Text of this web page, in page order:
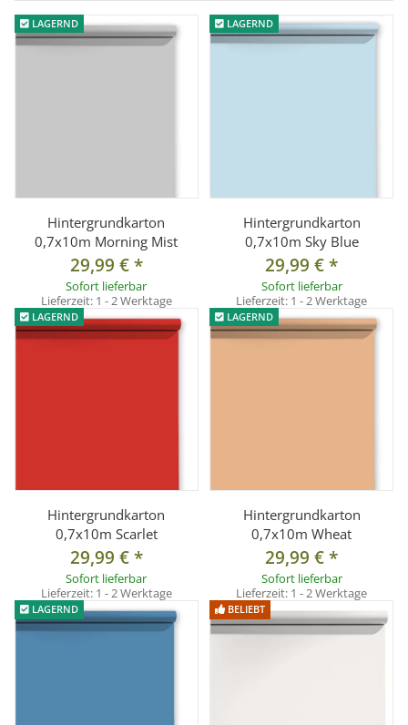
LAGERND
Hintergrundkarton
0,7x10m Morning Mist
29,99 €*
Sofort lieferbar
Lieferzeit: 1 - 2 Werktage
LAGERND
Hintergrundkarton
0,7x10m Sky Blue
29,99 €*
Sofort lieferbar
Lieferzeit: 1 - 2 Werktage
LAGERND
Hintergrundkarton
0,7x10m Scarlet
29,99 €*
Sofort lieferbar
Lieferzeit: 1 - 2 Werktage
LAGERND
Hintergrundkarton
0,7x10m Wheat
29,99 €*
Sofort lieferbar
Lieferzeit: 1 - 2 Werktage
LAGERND BELIEBT